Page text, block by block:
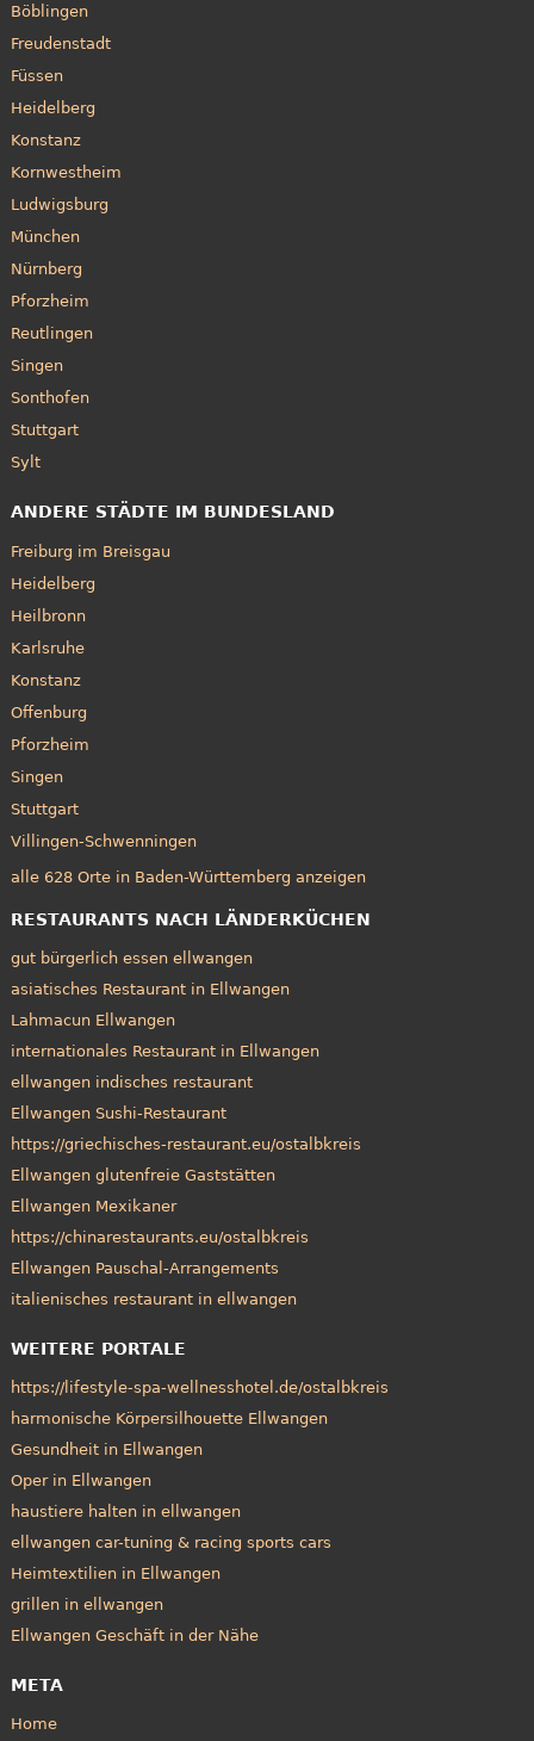
Böblingen
Freudenstadt
Füssen
Heidelberg
Konstanz
Kornwestheim
Ludwigsburg
München
Nürnberg
Pforzheim
Reutlingen
Singen
Sonthofen
Stuttgart
Sylt
ANDERE STÄDTE IM BUNDESLAND
Freiburg im Breisgau
Heidelberg
Heilbronn
Karlsruhe
Konstanz
Offenburg
Pforzheim
Singen
Stuttgart
Villingen-Schwenningen
alle 628 Orte in Baden-Württemberg anzeigen
RESTAURANTS NACH LÄNDERKÜCHEN
gut bürgerlich essen ellwangen
asiatisches Restaurant in Ellwangen
Lahmacun Ellwangen
internationales Restaurant in Ellwangen
ellwangen indisches restaurant
Ellwangen Sushi-Restaurant
https://griechisches-restaurant.eu/ostalbkreis
Ellwangen glutenfreie Gaststätten
Ellwangen Mexikaner
https://chinarestaurants.eu/ostalbkreis
Ellwangen Pauschal-Arrangements
italienisches restaurant in ellwangen
WEITERE PORTALE
https://lifestyle-spa-wellnesshotel.de/ostalbkreis
harmonische Körpersilhouette Ellwangen
Gesundheit in Ellwangen
Oper in Ellwangen
haustiere halten in ellwangen
ellwangen car-tuning & racing sports cars
Heimtextilien in Ellwangen
grillen in ellwangen
Ellwangen Geschäft in der Nähe
META
Home